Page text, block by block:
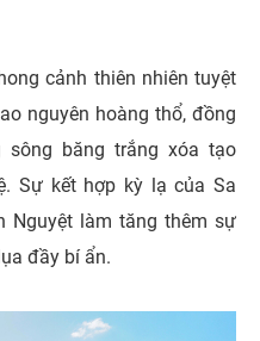
cảnh thiên nhiên tuyệt
nguyên hoàng thổ, đồng
băng trắng xóa tạo
Sự kết hợp kỳ lạ của Sa
Nguyệt làm tăng thêm sự
đầy bí ẩn.